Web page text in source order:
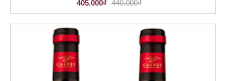
405.000₫ 440.000₫